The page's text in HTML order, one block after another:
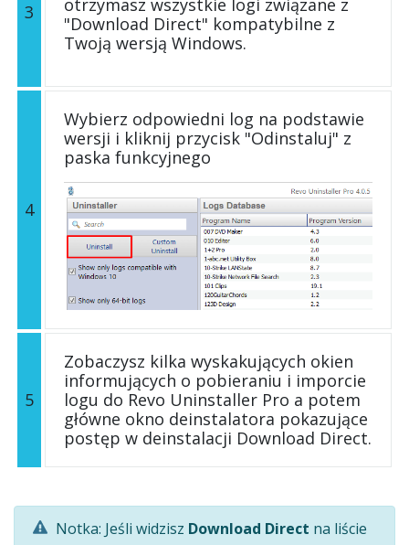
3
"Download Direct" kompatybilne z
Twoją wersją Windows.
4
Wybierz odpowiedni log na podstawie
wersji i kliknij przycisk "Odinstaluj" z
paska funkcyjnego
5
Zobaczysz kilka wyskakujących okien
informujących o pobieraniu i imporcie
logu do Revo Uninstaller Pro a potem
główne okno deinstalatora pokazujące
postęp w deinstalacji Download Direct.
Notka: Jeśli widzisz Download Direct na liście